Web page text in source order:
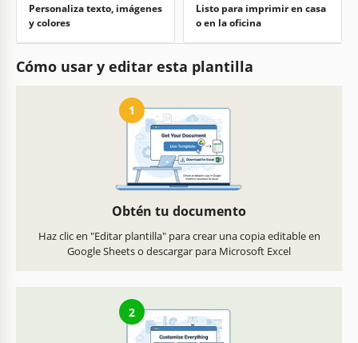
Personaliza texto, imágenes
y colores
Listo para imprimir en casa
o en la oficina
Cómo usar y editar esta plantilla
1
Obtén tu documento
Haz clic en "Editar plantilla" para crear una copia editable en
Google Sheets o descargar para Microsoft Excel
2